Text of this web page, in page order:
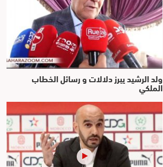
ولد الرشيد يبرز دلالات و رسائل الخطاب
الملكي